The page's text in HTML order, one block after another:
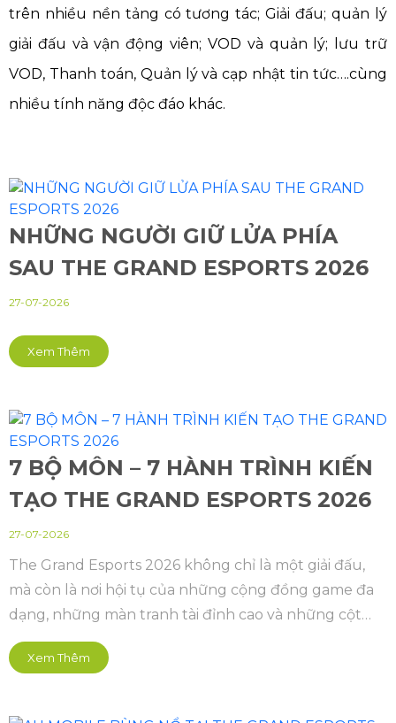
trên nhiều nền tảng có tương tác; Giải đấu; quản lý
giải đấu và vận động viên; VOD và quản lý; lưu trữ
VOD, Thanh toán, Quản lý và cạp nhật tin tức….cùng
nhiều tính năng độc đáo khác.
NHỮNG NGƯỜI GIỮ LỬA PHÍA
SAU THE GRAND ESPORTS 2026
27-07-2026
Xem Thêm
7 BỘ MÔN – 7 HÀNH TRÌNH KIẾN
TẠO THE GRAND ESPORTS 2026
27-07-2026
The Grand Esports 2026 không chỉ là một giải đấu,
mà còn là nơi hội tụ của những cộng đồng game đa
dạng, những màn tranh tài đỉnh cao và những cột
mốc mới của Thể thao điện tử Việt Nam. Lần đầu tiên
được tổ chức, sự kiện quy tụ 7 bộ môn Esports gồm
Summoners War, Street Fighter 6 và Yulgang Origin,
Xem Thêm